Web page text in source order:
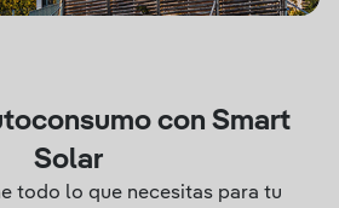
con Smart
Solar
todo lo que necesitas para tu